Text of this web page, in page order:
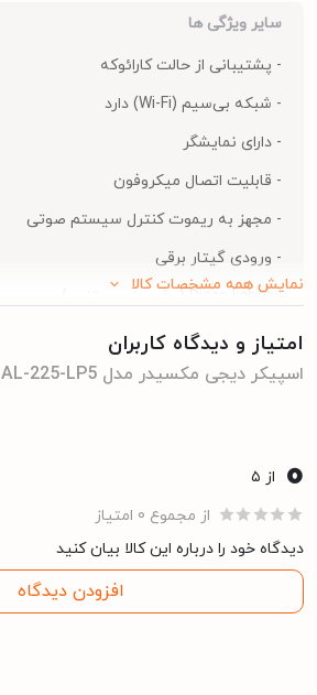
سایر ویژگی ها
- پشتیبانی از حالت کارائوکه
- شبکه بی‌سیم (Wi-Fi) دارد
- دارای نمایشگر
- قابلیت اتصال میکروفون
- مجهز به ریموت کنترل سیستم صوتی
- ورودی گیتار برقی
- Disco lights ( رقص نور سقفی )
- ضد سوت بودن میکروفون
- قابلیت اتصال به اپلیکیشن موبایل هوشمند
ورودی کواکسیال
ورودی اپتیکال
دارد
نمایش همه مشخصات کالا
امتیاز و دیدگاه کاربران
اسپیکر دیجی مکسیدر مدل AL-225-LP5
0
از ۵
از مجموع 0 امتیاز
دیدگاه خود را درباره این کالا بیان کنید
افزودن دیدگاه